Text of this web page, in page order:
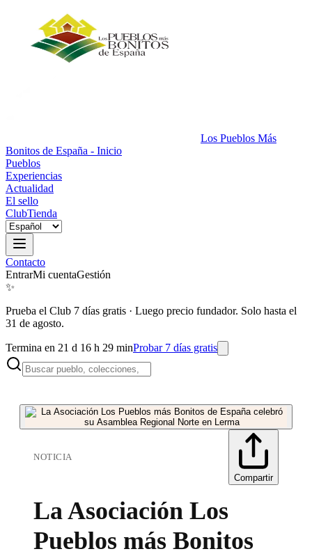
Los Pueblos Más
Bonitos de España - Inicio
Pueblos
Experiencias
Actualidad
El sello
ClubTienda
Contacto
EntrarMi cuentaGestión
✨
Prueba el Club 7 días gratis · Luego precio fundador. Solo hasta el
31 de agosto.
Termina en 21 d 16 h 29 minProbar 7 días gratis
NOTICIA
Compartir
La Asociación Los
Pueblos más Bonitos